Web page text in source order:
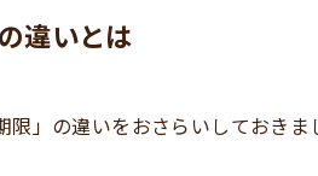
違いとは
」の違いをおさらいしておきま